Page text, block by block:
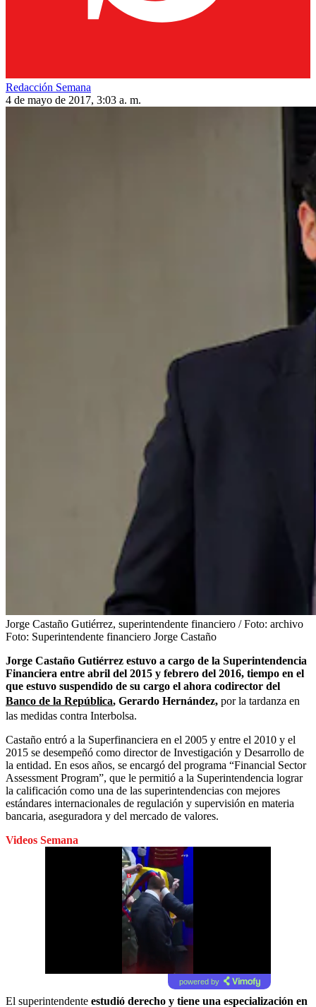
Redacción Semana
4 de mayo de 2017, 3:03 a. m.
Jorge Castaño Gutiérrez, superintendente financiero / Foto: archivo
Foto: Superintendente financiero Jorge Castaño
Jorge Castaño Gutiérrez estuvo a cargo de la Superintendencia
Financiera entre abril del 2015 y febrero del 2016, tiempo en el
que estuvo suspendido de su cargo el ahora codirector del
Banco de la República, Gerardo Hernández, por la tardanza en
las medidas contra Interbolsa.
Castaño entró a la Superfinanciera en el 2005 y entre el 2010 y el
2015 se desempeñó como director de Investigación y Desarrollo de
la entidad. En esos años, se encargó del programa “Financial Sector
Assessment Program”, que le permitió a la Superintendencia lograr
la calificación como una de las superintendencias con mejores
estándares internacionales de regulación y supervisión en materia
bancaria, aseguradora y del mercado de valores.
Videos Semana
powered by
El superintendente estudió derecho y tiene una especialización en